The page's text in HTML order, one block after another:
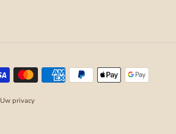
Uw privacy